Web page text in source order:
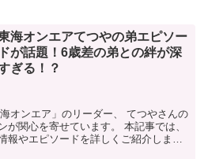
海オンエアてつやの弟エピソー
ドが話題！6歳差の弟との絆が深
ぎる！？
オンエア」のリーダー、 てつやさんの
が関心を寄せています。​ 本記事では、
報やエピソードを詳しくご紹介しま